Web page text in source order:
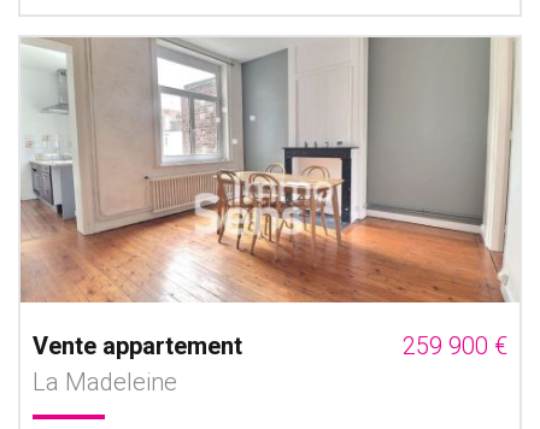
Vente appartement
259 900 €
La Madeleine